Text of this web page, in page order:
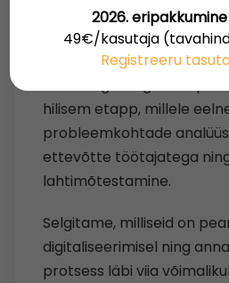
Kui räägitakse
seostatakse seda sageli
hilisem etapp, millele
probleemkohtade
ettevõtte töötajatega
lahtimõtestamine.
Selgitame, milliseid on
digitaliseerimisel ning
protsess läbi viia
2026.
49€/kasutaja
Registreeru